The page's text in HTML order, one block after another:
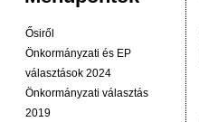
Ősiről
Önkormányzati és EP
választások 2024
Önkormányzati választás
2019